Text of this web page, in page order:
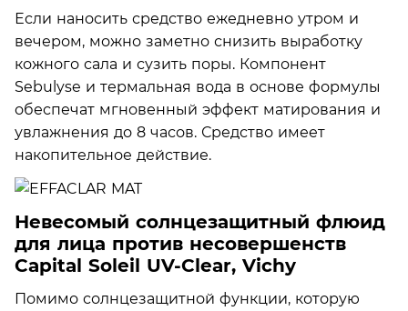
Если наносить средство ежедневно утром и
вечером, можно заметно снизить выработку
кожного сала и сузить поры. Компонент
Sebulyse и термальная вода в основе формулы
обеспечат мгновенный эффект матирования и
увлажнения до 8 часов. Средство имеет
накопительное действие.
Невесомый солнцезащитный флюид
для лица против несовершенств
Capital Soleil UV-Clear, Vichy
Помимо солнцезащитной функции, которую